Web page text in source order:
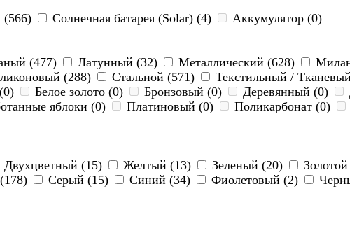
Солнечная батарея (Solar) (4) Аккумулятор (0)
(477) Латунный (32) Металлический (628)
(288) Стальной (571) Текстильный /
Белое золото (0) Бронзовый (0) Деревянный (0)
яблоки (0) Платиновый (0) Поликарбонат (0)
Двухцветный (15) Желтый (13) Зеленый (20)
Серый (15) Синий (34) Фиолетовый (2)